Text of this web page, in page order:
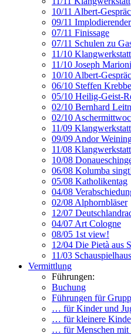
10/11 Albert-
09/11
07/11 Finissage
07/11 Schulen zu
11/10 Klangwerkstatt
11/10 Joseph Marioni
10/10 Albert-
06/10 Steffen
05/10 Heilig-Geist-
02/10 Bernhard
02/10
11/09 Klangwerkstatt
09/09 Andor
11/08 Klangwerkstatt
10/08
06/08 Kolumba
05/08 Katholikentag
04/08
02/08 Alphornbläser
12/07
04/07 Art Cologne
08/05 1st view!
12/04 Die Pietà aus
11/03
Vermittlung
Führungen:
Buchung
Führungen für
… für Kinder und
… für kleinere
… für Menschen mit